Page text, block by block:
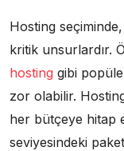
Hosting seçiminde,
kritik unsurlardır.
hosting gibi
zor olabilir.
her bütçeye hitap
seviyesindeki